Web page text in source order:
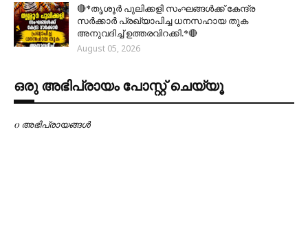
🔴*തൃശൂര്‍ പുലിക്കളി സംഘങ്ങള്‍ക്ക് കേന്ദ്ര
സര്‍ക്കാര്‍ പ്രഖ്യാപിച്ച ധനസഹായ തുക
അനുവദിച്ച് ഉത്തരവിറക്കി.*🔴
August 05, 2026
ഒരു അഭിപ്രായം പോസ്റ്റ് ചെയ്യൂ
0 അഭിപ്രായങ്ങള്‍